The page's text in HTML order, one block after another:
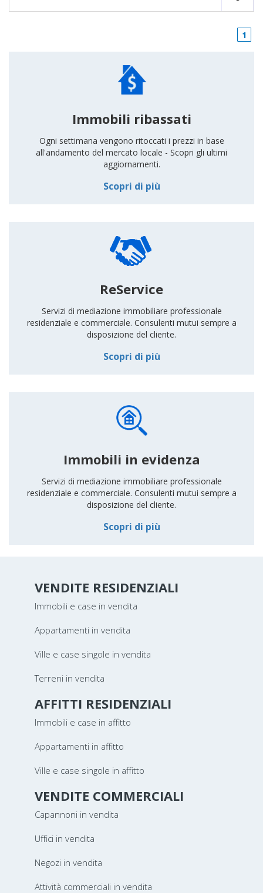
1
Immobili ribassati
Ogni settimana vengono ritoccati i prezzi in base
all'andamento del mercato locale - Scopri gli ultimi
aggiornamenti.
Scopri di più
ReService
Servizi di mediazione immobiliare professionale
residenziale e commerciale. Consulenti mutui sempre a
disposizione del cliente.
Scopri di più
Immobili in evidenza
Servizi di mediazione immobiliare professionale
residenziale e commerciale. Consulenti mutui sempre a
disposizione del cliente.
Scopri di più
VENDITE RESIDENZIALI
Immobili e case in vendita
Appartamenti in vendita
Ville e case singole in vendita
Terreni in vendita
AFFITTI RESIDENZIALI
Immobili e case in affitto
Appartamenti in affitto
Ville e case singole in affitto
VENDITE COMMERCIALI
Capannoni in vendita
Uffici in vendita
Negozi in vendita
Attività commerciali in vendita